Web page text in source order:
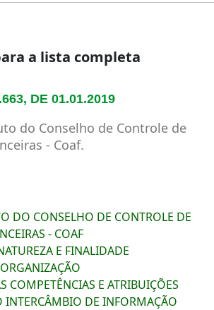
a lista completa
DE 01.01.2019
do Conselho de Controle de
- Coaf.
DO CONSELHO DE CONTROLE DE
- COAF
E FINALIDADE
COMPETÊNCIAS E ATRIBUIÇÕES
INTERCÂMBIO DE INFORMAÇÃO